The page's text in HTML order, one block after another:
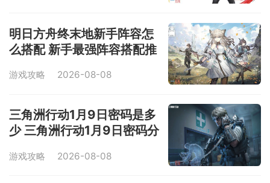
明日方舟终末地新手阵容怎
么搭配 新手最强阵容搭配推
游戏攻略 2026-08-08
三角洲行动1月9日密码是多
少 三角洲行动1月9日密码分
游戏攻略 2026-08-08